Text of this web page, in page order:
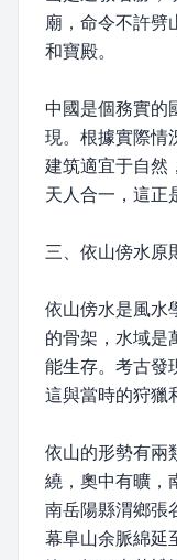
廟，命令不許劈
和寶殿。
中國是個務實的
現。根據實際情
建筑適宜于自然
天人合一，這正
三、依山傍水原
依山傍水是風水
的骨架，水域是
能生存。考古發
這與當時的狩獵
依山的形勢有兩
繞，奧中有曠，
南岳陽縣渭鄉張
幕阜山余脈綿延